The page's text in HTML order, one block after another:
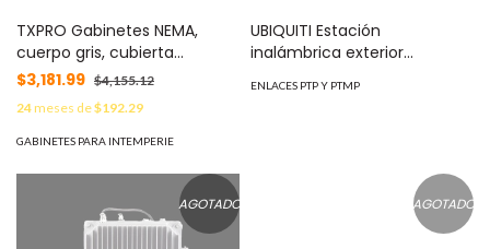
TXPRO Gabinetes NEMA,
cuerpo gris, cubierta
transparente (400 x 500 x
160 mm), para interior y
exterior, incluye panel MOD:
TXT-4050
$3,181.99 $4,155.12
24meses de$192.29
GABINETES PARA INTEMPERIE
UBIQUITI Estación
inalámbrica exterior
crear enlaces de muy larga
ENLACES PTP Y PTMP
AGOTADO AGOTADO